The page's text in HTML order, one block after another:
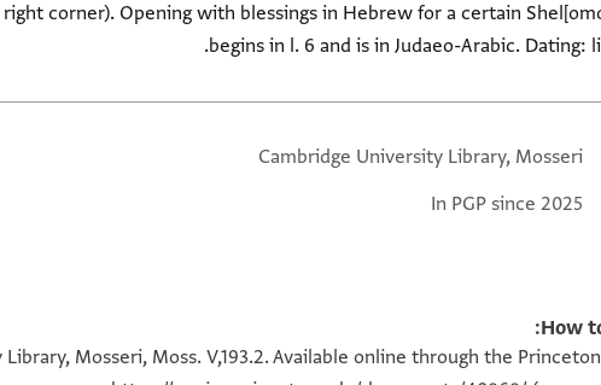
corner). Opening with blessings in Hebrew for a certain
begins in l. 6 and is in Judaeo-Arabic. Dating:
Cambridge University Library, Mosseri
In PGP since 2025
How
Mosseri, Moss. V,193.2. Available online through the